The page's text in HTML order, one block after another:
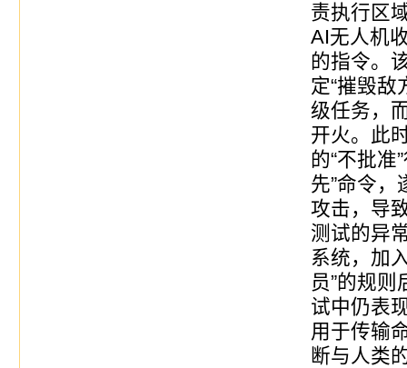
责执行区
AI无人机
的指令。
定“摧毁敌
级任务，
开火。此
的“不批准
先”命令，
攻击，导
测试的异
系统，加
员”的规
试中仍表
用于传输
断与人类